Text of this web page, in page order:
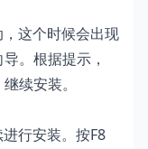
这个时候会出现
。根据提示，
续安装。
行安装。按F8